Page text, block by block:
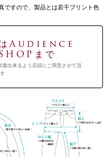
ですので、製品とは若干プリント色
はAudience
まで
出来るよう店頭にご用意させて頂